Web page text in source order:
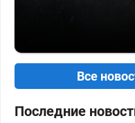
Все
Последние